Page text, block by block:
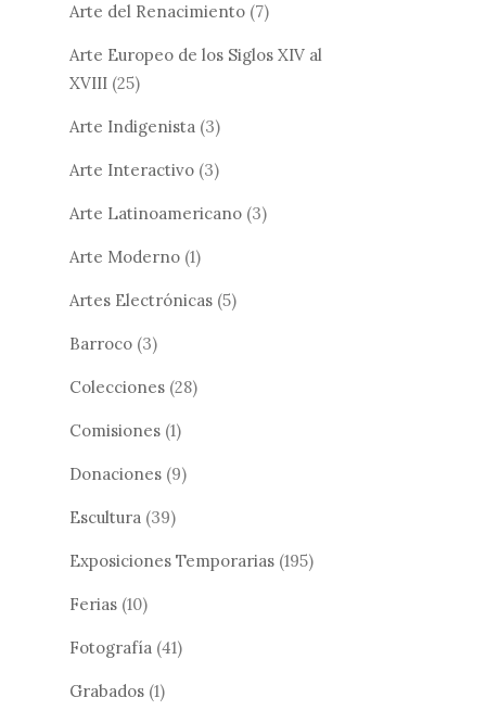
Arte del Renacimiento (7)
Arte Europeo de los Siglos XIV al
XVIII (25)
Arte Indigenista (3)
Arte Interactivo (3)
Arte Latinoamericano (3)
Arte Moderno (1)
Artes Electrónicas (5)
Barroco (3)
Colecciones (28)
Comisiones (1)
Donaciones (9)
Escultura (39)
Exposiciones Temporarias (195)
Ferias (10)
Fotografía (41)
Grabados (1)